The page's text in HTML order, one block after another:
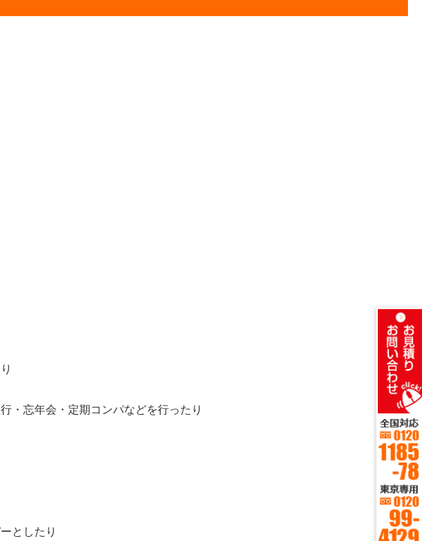
・忘年会・定期コンパなどを行ったり
としたり